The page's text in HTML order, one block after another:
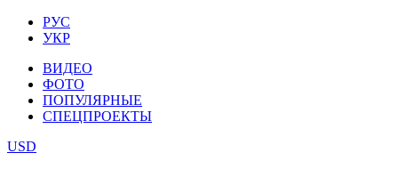
РУС
УКР
ВИДЕО
ФОТО
ПОПУЛЯРНЫЕ
СПЕЦПРОЕКТЫ
USD